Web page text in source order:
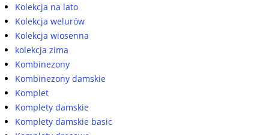
Kolekcja na lato
Kolekcja welurów
Kolekcja wiosenna
kolekcja zima
Kombinezony
Kombinezony damskie
Komplet
Komplety damskie
Komplety damskie basic